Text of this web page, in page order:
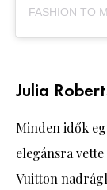
Julia
Minden idők
elegánsra
Vuitton